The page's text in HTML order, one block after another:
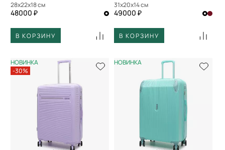
28x22x18 см
48000 ₽
В КОРЗИНУ
31x20x14 см
49000 ₽
В КОРЗИНУ
НОВИНКА
-30%
НОВИНКА